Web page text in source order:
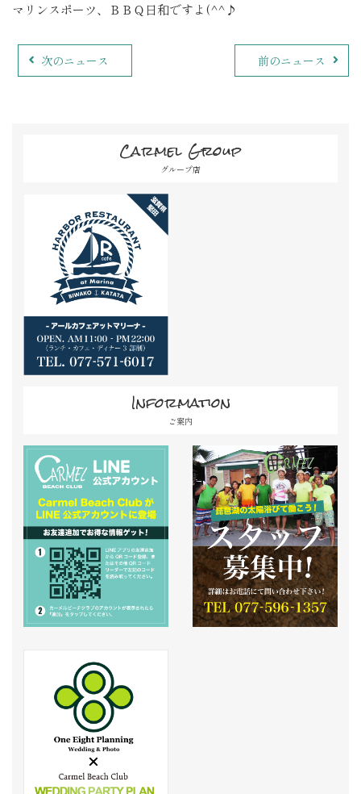
マリンスポーツ、ＢＢＱ日和ですよ(^^♪
次のニュース 前のニュース
Carmel Group
グループ店
Information
ご案内